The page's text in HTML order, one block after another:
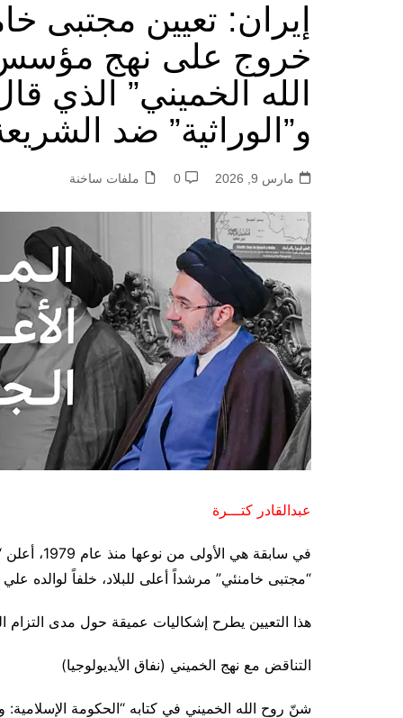
إيران: تعیین مجتبی
خروج على نهج مؤسس
الله الخميني” الذي
و”الوراثية” ضد
مارس 9, 2026 0 ملفات ساخنة
عبدالقادر كتـــرة
“مجتبى خامنئي” مرشداً أعلى للبلاد، خلفاً لوالده
هذا التعيين يطرح إشكاليات عميقة حول مدى التزام
التناقض مع نهج الخميني (نفاق الأيديولوجيا)
شنّ روح الله الخميني في كتابه “الحكومة الإسلامية: